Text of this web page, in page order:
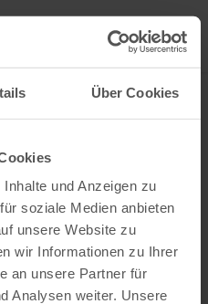
Über Cookies
und Anzeigen zu
soziale Medien anbieten
unsere Website zu
wir Informationen zu Ihrer
an unsere Partner für
Analysen weiter. Unsere
INTERACTIEVE KAART
Mijn
Filter openen